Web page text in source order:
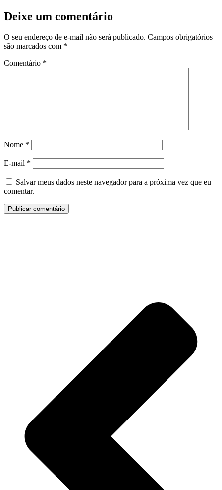
Deixe um comentário
O seu endereço de e-mail não será publicado. Campos obrigatórios
são marcados com *
Comentário *
Nome *
E-mail *
Salvar meus dados neste navegador para a próxima vez que eu
comentar.